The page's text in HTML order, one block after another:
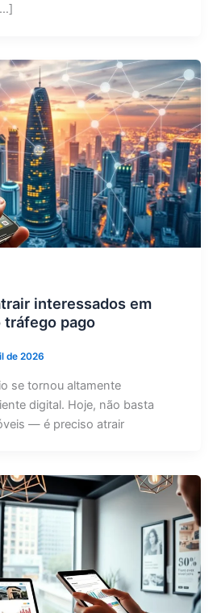
interessados em
tráfego pago
de 2026
se tornou altamente
digital. Hoje, não basta
— é preciso atrair